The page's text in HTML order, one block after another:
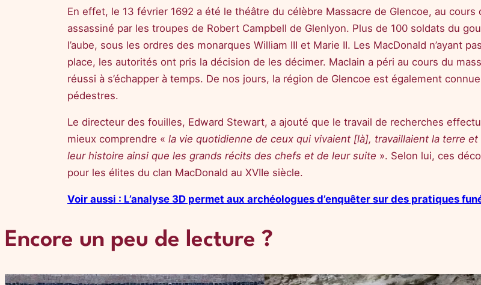
En effet, le 13 février 1692 a été le théâtre du célèbre Massacre de Glencoe, au
assassiné par les troupes de Robert Campbell de Glenlyon. Plus de 100 soldats du
l’aube, sous les ordres des monarques William III et Marie II. Les MacDonald n’ayant
place, les autorités ont pris la décision de les décimer. Maclain a péri au cours du
réussi à s’échapper à temps. De nos jours, la région de Glencoe est également
pédestres.
Le directeur des fouilles, Edward Stewart, a ajouté que le travail de recherches
mieux comprendre « la vie quotidienne de ceux qui vivaient [là], travaillaient la terre
leur histoire ainsi que les grands récits des chefs et de leur suite ». Selon lui, ces
pour les élites du clan MacDonald au XVIIe siècle.
Voir aussi : L’analyse 3D permet aux archéologues d’enquêter sur des pratiques
Encore un peu de lecture ?